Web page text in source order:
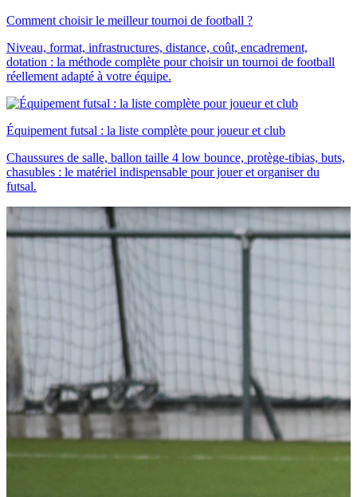
Comment choisir le meilleur tournoi de football ?
Niveau, format, infrastructures, distance, coût, encadrement,
dotation : la méthode complète pour choisir un tournoi de football
réellement adapté à votre équipe.
Équipement futsal : la liste complète pour joueur et club
Chaussures de salle, ballon taille 4 low bounce, protège-tibias, buts,
chasubles : le matériel indispensable pour jouer et organiser du
futsal.